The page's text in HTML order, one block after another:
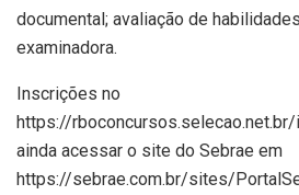
documental; avaliação de
examinadora.
Inscrições no
https://
ainda acessar o site do Sebrae em
https://sebrae.com.br/sites/